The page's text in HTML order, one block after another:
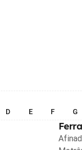
D E F G